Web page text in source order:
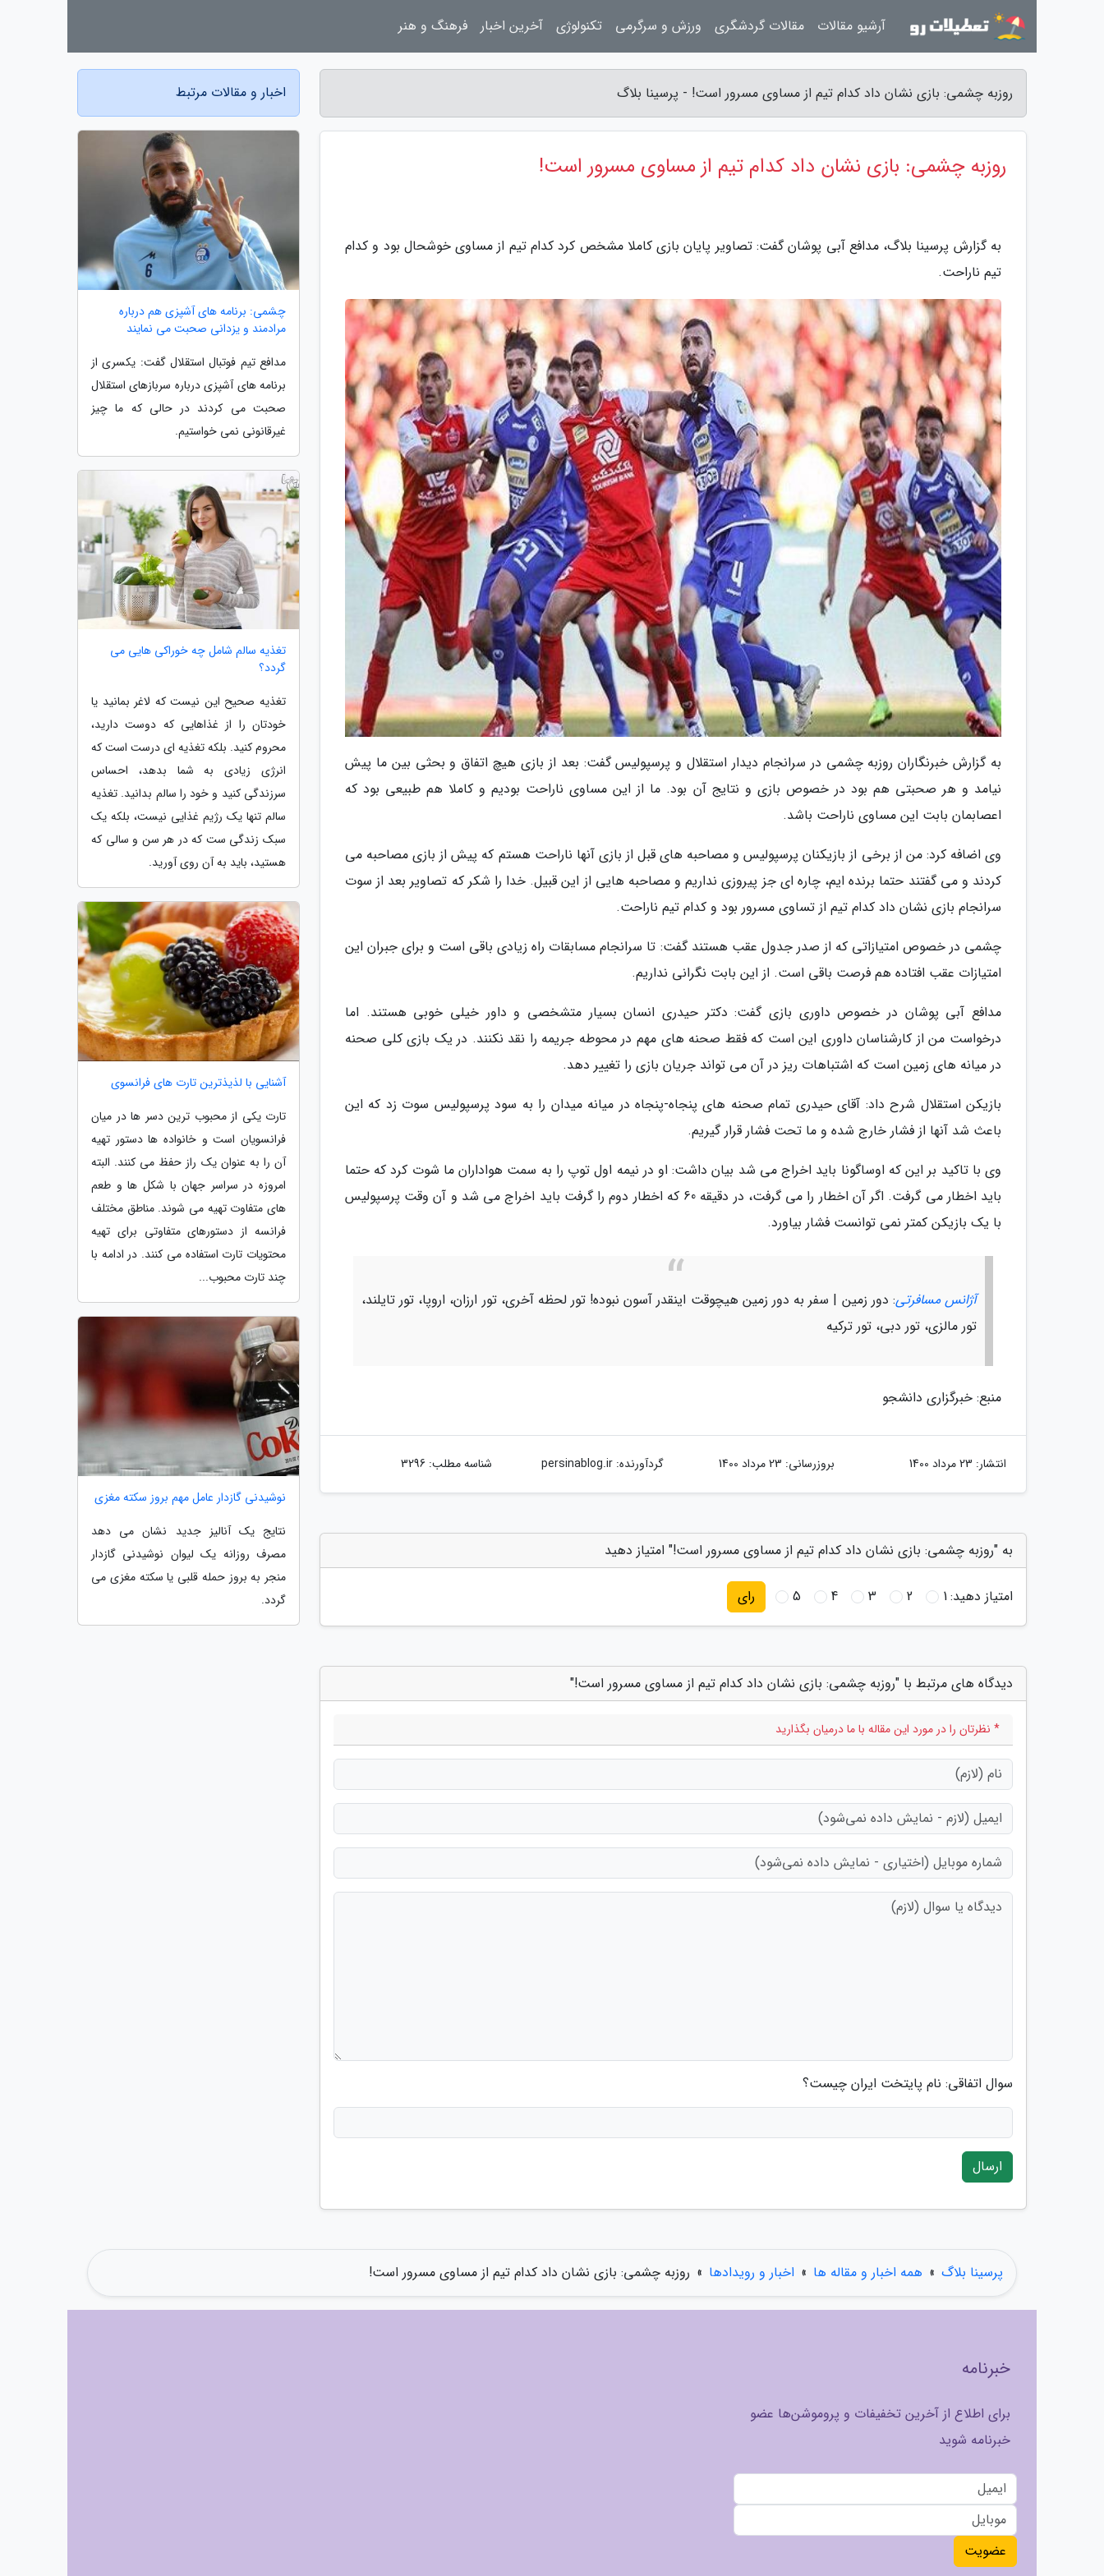
روزبه چشمی: بازی نشان داد کدام تیم از مساوی مسرور است! - پرسینا بلاگ
روزبه چشمی: بازی نشان داد کدام تیم از مساوی مسرور است!
به گزارش پرسینا بلاگ، مدافع آبی پوشان گفت: تصاویر پایان بازی کاملا مشخص کرد کدام تیم از مساوی خوشحال بود و کدام
تیم ناراحت.
به گزارش خبرنگاران روزبه چشمی در سرانجام دیدار استقلال و پرسپولیس گفت: بعد از بازی هیچ اتفاق و بحثی بین ما پیش
نیامد و هر صحبتی هم بود در خصوص بازی و نتایج آن بود. ما از این مساوی ناراحت بودیم و کاملا هم طبیعی بود که
اعصابمان بابت این مساوی ناراحت باشد.
وی اضافه کرد: من از برخی از بازیکنان پرسپولیس و مصاحبه های قبل از بازی آنها ناراحت هستم که پیش از بازی مصاحبه می
کردند و می گفتند حتما برنده ایم، چاره ای جز پیروزی نداریم و مصاحبه هایی از این قبیل. خدا را شکر که تصاویر بعد از سوت
سرانجام بازی نشان داد کدام تیم از تساوی مسرور بود و کدام تیم ناراحت.
چشمی در خصوص امتیازاتی که از صدر جدول عقب هستند گفت: تا سرانجام مسابقات راه زیادی باقی است و برای جبران این
امتیازات عقب افتاده هم فرصت باقی است. از این بابت نگرانی نداریم.
مدافع آبی پوشان در خصوص داوری بازی گفت: دکتر حیدری انسان بسیار متشخصی و داور خیلی خوبی هستند. اما
درخواست من از کارشناسان داوری این است که فقط صحنه های مهم در محوطه جریمه را نقد نکنند. در یک بازی کلی صحنه
در میانه های زمین است که اشتباهات ریز در آن می تواند جریان بازی را تغییر دهد.
بازیکن استقلال شرح داد: آقای حیدری تمام صحنه های پنجاه-پنجاه در میانه میدان را به سود پرسپولیس سوت زد که این
باعث شد آنها از فشار خارج شده و ما تحت فشار قرار گیریم.
وی با تاکید بر این که اوساگونا باید اخراج می شد بیان داشت: او در نیمه اول توپ را به سمت هواداران ما شوت کرد که حتما
باید اخطار می گرفت. اگر آن اخطار را می گرفت، در دقیقه 60 که اخطار دوم را گرفت باید اخراج می شد و آن وقت پرسپولیس
با یک بازیکن کمتر نمی توانست فشار بیاورد.
آژانس مسافرتی: دور زمین | سفر به دور زمین هیچوقت اینقدر آسون نبوده! تور لحظه آخری، تور ارزان، اروپا، تور تایلند،
تور مالزی، تور دبی، تور ترکیه
منبع: خبرگزاری دانشجو
انتشار: 23 مرداد 1400 بروزرسانی: 23 مرداد 1400 گردآورنده:persinablog.ir شناسه مطلب: 3296
به "روزبه چشمی: بازی نشان داد کدام تیم از مساوی مسرور است!" امتیاز دهید
امتیاز دهید:1
2
3
4
5 رای
دیدگاه های مرتبط با "روزبه چشمی: بازی نشان داد کدام تیم از مساوی مسرور است!"
* نظرتان را در مورد این مقاله با ما درمیان بگذارید
سوال اتفاقی: نام پایتخت ایران چیست؟
ارسال
اخبار و مقالات مرتبط
چشمی: برنامه های آشپزی هم درباره
مرادمند و یزدانی صحبت می نمایند
مدافع تیم فوتبال استقلال گفت: یکسری از
برنامه های آشپزی درباره سربازهای استقلال
صحبت می کردند در حالی که ما چیز
غیرقانونی نمی خواستیم.
تغذیه سالم شامل چه خوراکی هایی می
گردد؟
تغذیه صحیح این نیست که لاغر بمانید یا
خودتان را از غذاهایی که دوست دارید،
محروم کنید. بلکه تغذیه ای درست است که
انرژی زیادی به شما بدهد، احساس
سرزندگی کنید و خود را سالم بدانید. تغذیه
سالم تنها یک رژیم غذایی نیست، بلکه یک
سبک زندگی ست که در هر سن و سالی که
هستید، باید به آن روی آورید.
آشنایی با لذیذترین تارت های فرانسوی
تارت یکی از محبوب ترین دسر ها در میان
فرانسویان است و خانواده ها دستور تهیه
آن را به عنوان یک راز حفظ می کنند. البته
امروزه در سراسر جهان با شکل ها و طعم
های متفاوت تهیه می شوند. مناطق مختلف
فرانسه از دستورهای متفاوتی برای تهیه
محتویات تارت استفاده می کنند. در ادامه با
چند تارت محبوب...
نوشیدنی گازدار عامل مهم بروز سکته مغزی
نتایج یک آنالیز جدید نشان می دهد
مصرف روزانه یک لیوان نوشیدنی گازدار
منجر به بروز حمله قلبی یا سکته مغزی می
گردد.
پرسینا بلاگ » همه اخبار و مقاله ها » اخبار و رویدادها » روزبه چشمی: بازی نشان داد کدام تیم از مساوی مسرور است!
آرشیو مقالات مقالات گردشگری ورزش و سرگرمی تکنولوژی آخرین اخبار فرهنگ و هنر
خبرنامه
برای اطلاع از آخرین تخفیفات و پروموشن‌ها عضو
خبرنامه شوید
عضویت